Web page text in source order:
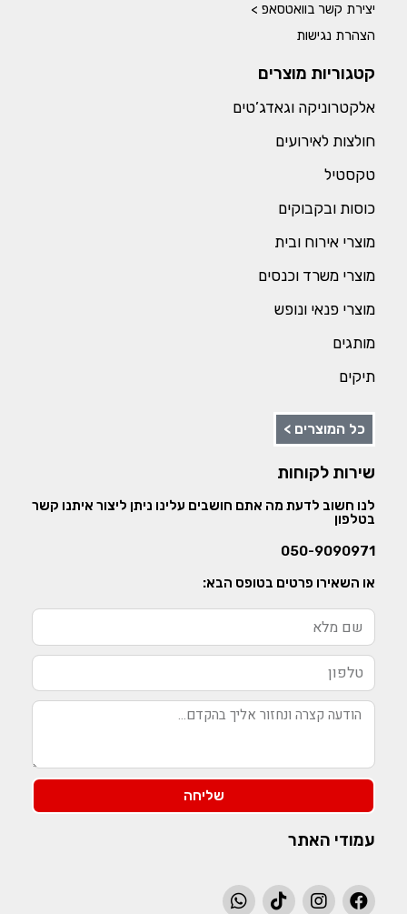
יצירת קשר בוואטסאפ >
הצהרת נגישות
קטגוריות מוצרים
אלקטרוניקה וגאדג’טים
חולצות לאירועים
טקסטיל
כוסות ובקבוקים
מוצרי אירוח ובית
מוצרי משרד וכנסים
מוצרי פנאי ונופש
מותגים
תיקים
כל המוצרים >
שירות לקוחות
לנו חשוב לדעת מה אתם חושבים עלינו ניתן ליצור איתנו קשר
בטלפון
050-9090971
או השאירו פרטים בטופס הבא:
שליחה
עמודי האתר